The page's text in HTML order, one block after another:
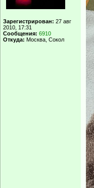
Зарегистрирован: 27 авг
2010, 17:31
Сообщения: 6910
Откуда: Москва, Сокол